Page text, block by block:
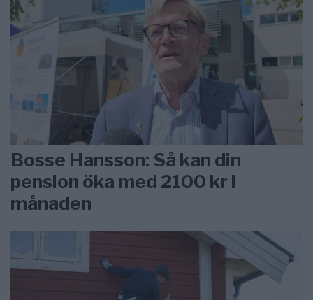
Bosse Hansson: Så kan din
pension öka med 2100 kr i
månaden